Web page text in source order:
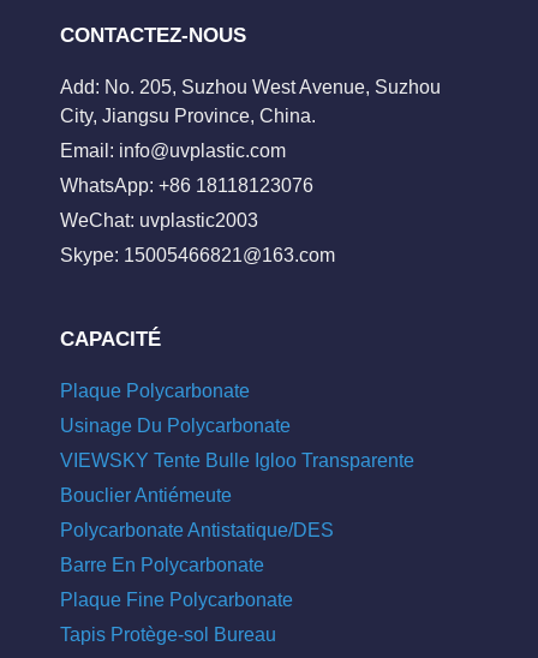
CONTACTEZ-NOUS
Add: No. 205, Suzhou West Avenue, Suzhou
City, Jiangsu Province, China.
Email: info@uvplastic.com
WhatsApp: +86 18118123076
WeChat: uvplastic2003
Skype: 15005466821@163.com
CAPACITÉ
Plaque Polycarbonate
Usinage Du Polycarbonate
VIEWSKY Tente Bulle Igloo Transparente
Bouclier Antiémeute
Polycarbonate Antistatique/DES
Barre En Polycarbonate
Plaque Fine Polycarbonate
Tapis Protège-sol Bureau